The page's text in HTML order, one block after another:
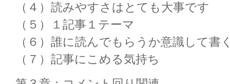
（４）読みやすさはとても大事です
（５）１記事１テーマ
（６）誰に読んでもらうか意識して書
（７）記事にこめる気持ち